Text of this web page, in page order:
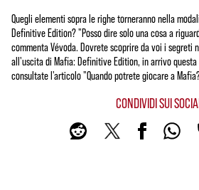
Quegli elementi sopra le righe torneranno nella
Definitive Edition? "Posso dire solo una cosa a
commenta Vévoda. Dovrete scoprire da voi i segreti
all'uscita di Mafia: Definitive Edition, in arrivo
consultate l'articolo "Quando potrete giocare a
CONDIVIDI SUI